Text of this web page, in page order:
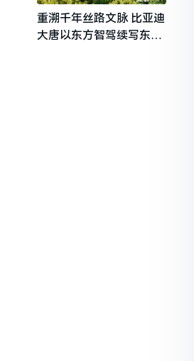
重溯千年丝路文脉 比亚迪
大唐以东方智驾续写东西